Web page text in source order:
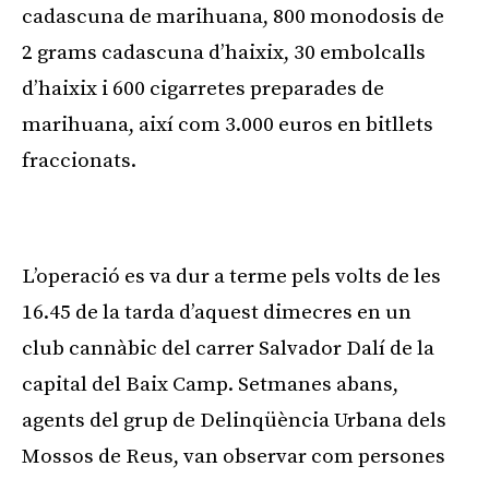
cadascuna de marihuana, 800 monodosis de
2 grams cadascuna d’haixix, 30 embolcalls
d’haixix i 600 cigarretes preparades de
marihuana, així com 3.000 euros en bitllets
fraccionats.
L’operació es va dur a terme pels volts de les
16.45 de la tarda d’aquest dimecres en un
club cannàbic del carrer Salvador Dalí de la
capital del Baix Camp. Setmanes abans,
agents del grup de Delinqüència Urbana dels
Mossos de Reus, van observar com persones